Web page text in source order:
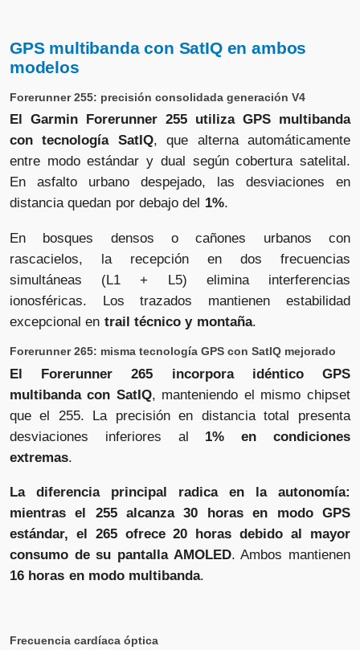
GPS multibanda con SatIQ en ambos
modelos
Forerunner 255: precisión consolidada generación V4
El Garmin Forerunner 255 utiliza GPS multibanda
con tecnología SatIQ, que alterna automáticamente
entre modo estándar y dual según cobertura satelital.
En asfalto urbano despejado, las desviaciones en
distancia quedan por debajo del 1%.
En bosques densos o cañones urbanos con
rascacielos, la recepción en dos frecuencias
simultáneas (L1 + L5) elimina interferencias
ionosféricas. Los trazados mantienen estabilidad
excepcional en trail técnico y montaña.
Forerunner 265: misma tecnología GPS con SatIQ mejorado
El Forerunner 265 incorpora idéntico GPS
multibanda con SatIQ, manteniendo el mismo chipset
que el 255. La precisión en distancia total presenta
desviaciones inferiores al 1% en condiciones
extremas.
La diferencia principal radica en la autonomía:
mientras el 255 alcanza 30 horas en modo GPS
estándar, el 265 ofrece 20 horas debido al mayor
consumo de su pantalla AMOLED. Ambos mantienen
16 horas en modo multibanda.
Frecuencia cardíaca óptica